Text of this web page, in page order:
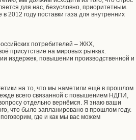
для нас, безусловно, приоритетным.
2012 году поставки газа для внутренних
потребителей – ЖКХ,
присутствие на мировых рынках.
издержек, повышении производственной и
на то, что мы наметили ещё в прошлом
всего связанной с повышением НДПИ,
отдельно вернёмся. Я знаю ваши
что было запланировано в прошлом году.
где и как мы вас можем